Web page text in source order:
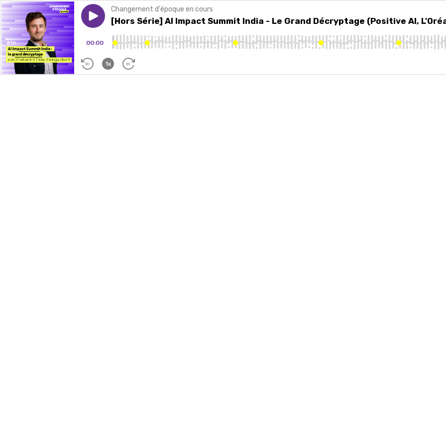
Play episode[Hors Série] AI Impact Summit India - Le Grand Décryptage (Positive AI, L'Oréal, Orange...)
Changement d'époque en cours
[Hors Série] AI Impact Summit India - Le Grand Décryptage (Positive AI,
00:00
30 1x 30